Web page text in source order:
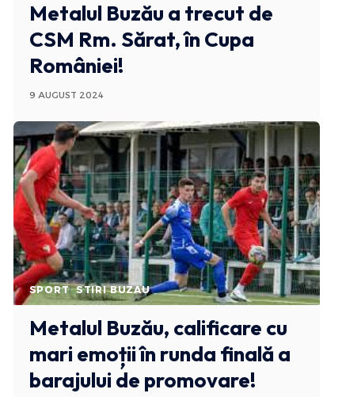
Metalul Buzău a trecut de
CSM Rm. Sărat, în Cupa
României!
9 AUGUST 2024
SPORT STIRI BUZAU
Metalul Buzău, calificare cu
mari emoții în runda finală a
barajului de promovare!